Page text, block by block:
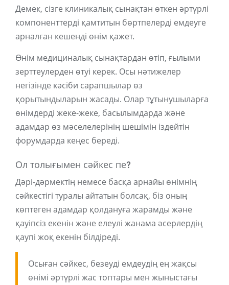
Демек, сізге клиникалық сынақтан өткен әртүрлі
компоненттерді қамтитын бөртпелерді емдеуге
арналған кешенді өнім қажет.
Өнім медициналық сынақтардан өтіп, ғылыми
зерттеулерден өтуі керек. Осы нәтижелер
негізінде кәсіби сарапшылар өз
қорытындыларын жасады. Олар тұтынушыларға
өнімдерді жеке-жеке, басылымдарда және
адамдар өз мәселелерінің шешімін іздейтін
форумдарда кеңес береді.
Ол толығымен сәйкес пе?
Дәрі-дәрмектің немесе басқа арнайы өнімнің
сәйкестігі туралы айтатын болсақ, біз оның
көптеген адамдар қолдануға жарамды және
қауіпсіз екенін және елеулі жанама әсерлердің
қаупі жоқ екенін білдіреді.
Осыған сәйкес, безеуді емдеудің ең жақсы
өнімі әртүрлі жас топтары мен жыныстағы